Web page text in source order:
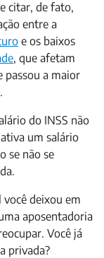
citar, de fato,
entre a
e os baixos
, que afetam
passou a maior
do INSS não
um salário
se não se
você deixou em
aposentadoria
Você já
privada?